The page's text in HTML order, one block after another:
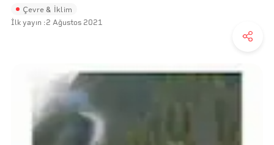
Çevre & İklim
İlk yayın :2 Ağustos 2021